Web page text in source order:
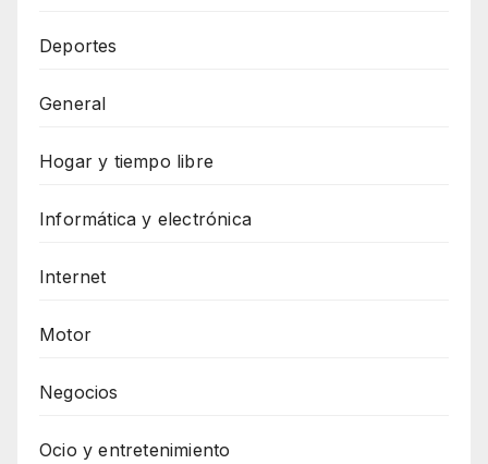
Deportes
General
Hogar y tiempo libre
Informática y electrónica
Internet
Motor
Negocios
Ocio y entretenimiento